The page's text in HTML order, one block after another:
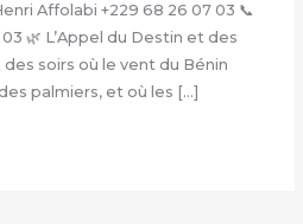
Affolabi +229 68 26 07 03 📞
🌿 L’Appel du Destin et des
soirs où le vent du Bénin
palmiers, et où les […]